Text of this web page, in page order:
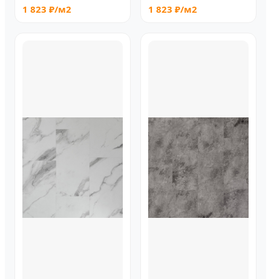
1 823 ₽/м2 1 823 ₽/м2